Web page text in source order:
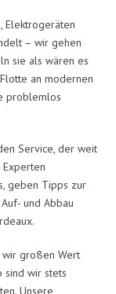
Elektrogeräten
– wir gehen
sie als wären es
an modernen
problemlos
Service, der weit
geben Tipps zur
und Abbau
wir großen Wert
sind wir stets
Unsere